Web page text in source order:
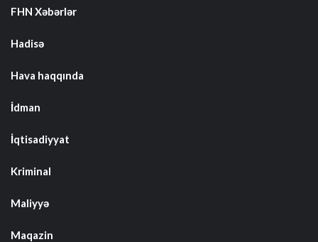
FHN Xəbərlər
Hadisə
Hava haqqında
İdman
İqtisadiyyat
Kriminal
Maliyyə
Maqazin